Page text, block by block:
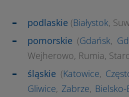
podlaskie (Białystok,
pomorskie (Gdańsk,
Wejherowo, Rumia,
śląskie (Katowice,
Gliwice, Zabrze, Bielsko-